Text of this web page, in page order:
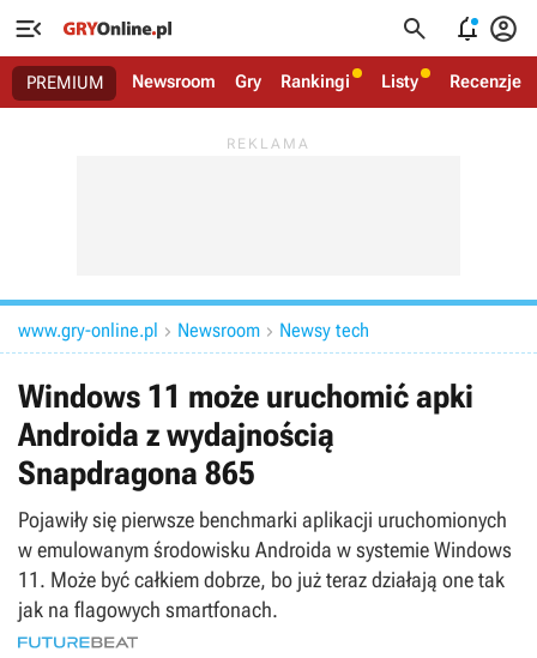
   
PREMIUM Newsroom Gry Rankingi Listy Recenzje
www.gry-online.pl  Newsroom  Newsy tech
Windows 11 może uruchomić apki
Androida z wydajnością
Snapdragona 865
Pojawiły się pierwsze benchmarki aplikacji uruchomionych
w emulowanym środowisku Androida w systemie Windows
11. Może być całkiem dobrze, bo już teraz działają one tak
jak na flagowych smartfonach.